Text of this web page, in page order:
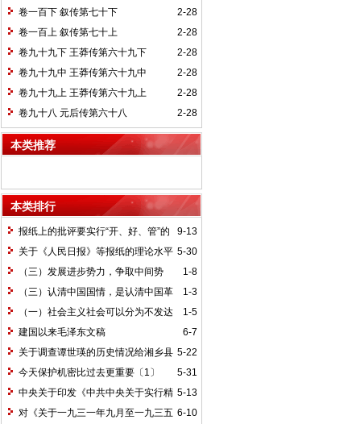
2-28
卷一百下 叙传第七十下
2-28
卷一百上 叙传第七十上
2-28
卷九十九下 王莽传第六十九下
2-28
卷九十九中 王莽传第六十九中
2-28
卷九十九上 王莽传第六十九上
2-28
卷九十八 元后传第六十八
本类推荐
本类排行
9-13
报纸上的批评要实行“开、好、管”的
方针*
5-30
关于《人民日报》等报纸的理论水平
的批语〔1〕
1-8
（三）发展进步势力，争取中间势
力，孤立顽固势力
1-3
（三）认清中国国情，是认清中国革
命一切问题的基本依据
1-5
（一）社会主义社会可以分为不发达
和比较发达两个阶段
6-7
建国以来毛泽东文稿
5-22
关于调查谭世瑛的历史情况给湘乡县
委的信和给谭世瑛的复信
5-31
今天保护机密比过去更重要〔1〕
5-13
中央关于印发《中共中央关于实行精
兵简政、增产节约、反对贪污、反对浪费
6-10
对《关于一九三一年九月至一九三五